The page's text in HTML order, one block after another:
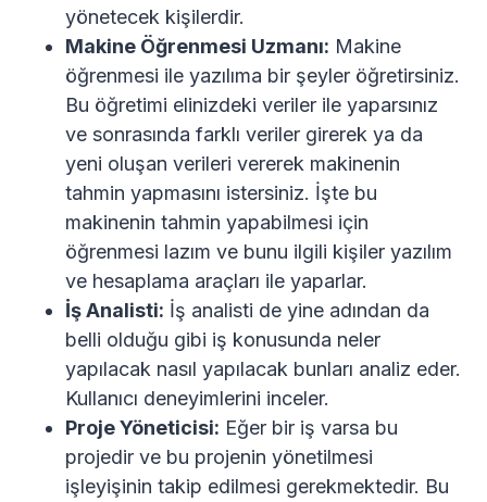
yönetecek kişilerdir.
Makine Öğrenmesi Uzmanı: Makine
öğrenmesi ile yazılıma bir şeyler öğretirsiniz.
Bu öğretimi elinizdeki veriler ile yaparsınız
ve sonrasında farklı veriler girerek ya da
yeni oluşan verileri vererek makinenin
tahmin yapmasını istersiniz. İşte bu
makinenin tahmin yapabilmesi için
öğrenmesi lazım ve bunu ilgili kişiler yazılım
ve hesaplama araçları ile yaparlar.
İş Analisti: İş analisti de yine adından da
belli olduğu gibi iş konusunda neler
yapılacak nasıl yapılacak bunları analiz eder.
Kullanıcı deneyimlerini inceler.
Proje Yöneticisi: Eğer bir iş varsa bu
projedir ve bu projenin yönetilmesi
işleyişinin takip edilmesi gerekmektedir. Bu